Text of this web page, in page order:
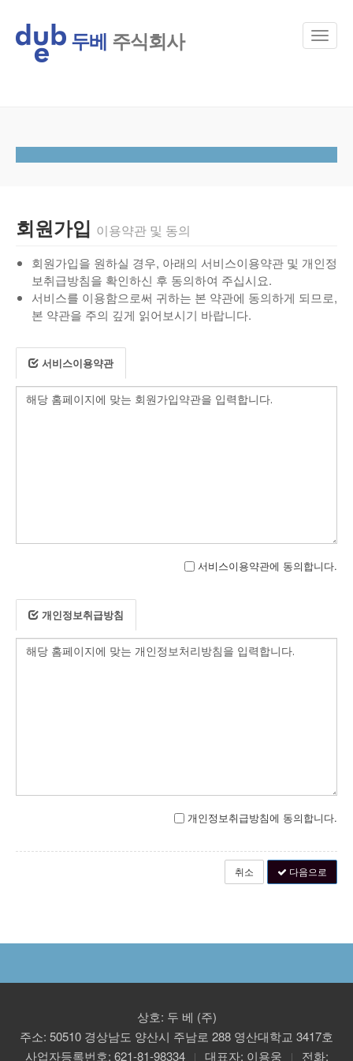
두베 주식회사
회원가입 이용약관 및 동의
회원가입을 원하실 경우, 아래의 서비스이용약관 및 개인정
보취급방침을 확인하신 후 동의하여 주십시요.
서비스를 이용함으로써 귀하는 본 약관에 동의하게 되므로,
본 약관을 주의 깊게 읽어보시기 바랍니다.
서비스이용약관
서비스이용약관에 동의합니다.
개인정보취급방침
개인정보취급방침에 동의합니다.
다음으로
상호: 두 베 (주)
주소: 50510 경상남도 양산시 주남로 288 영산대학교 3417호
사업자등록번호: 621-81-98334
| 대표자: 이용웅 | 전화: